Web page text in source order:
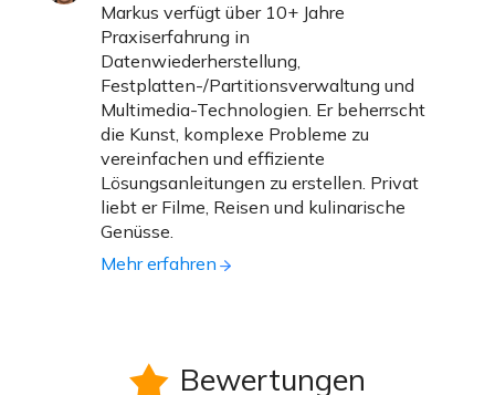
Markus verfügt über 10+ Jahre
Praxiserfahrung in
Datenwiederherstellung,
Festplatten-/Partitionsverwaltung und
Multimedia-Technologien. Er beherrscht
die Kunst, komplexe Probleme zu
vereinfachen und effiziente
Lösungsanleitungen zu erstellen. Privat
liebt er Filme, Reisen und kulinarische
Genüsse.
Mehr erfahren
 Bewertungen